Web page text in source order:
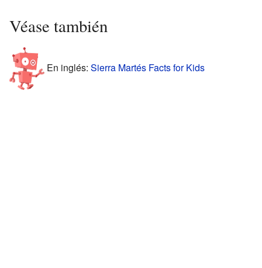
Véase también
En inglés: Sierra Martés Facts for Kids